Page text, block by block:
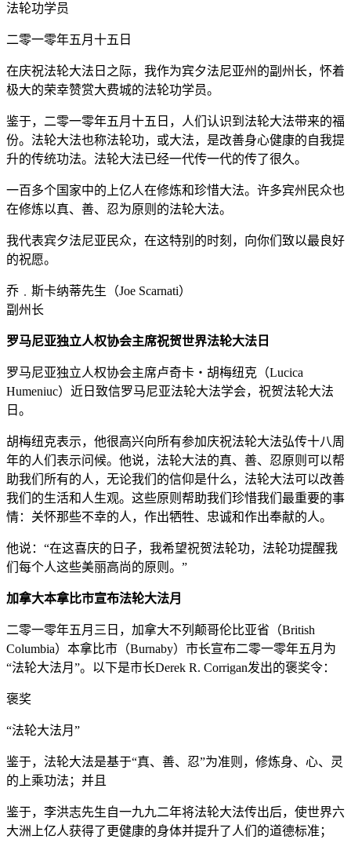
法轮功学员
二零一零年五月十五日
在庆祝法轮大法日之际，我作为宾夕法尼亚州的副州长，怀着
极大的荣幸赞赏大费城的法轮功学员。
鉴于，二零一零年五月十五日，人们认识到法轮大法带来的福
份。法轮大法也称法轮功，或大法，是改善身心健康的自我提
升的传统功法。法轮大法已经一代传一代的传了很久。
一百多个国家中的上亿人在修炼和珍惜大法。许多宾州民众也
在修炼以真、善、忍为原则的法轮大法。
我代表宾夕法尼亚民众，在这特别的时刻，向你们致以最良好
的祝愿。
乔﹒斯卡纳蒂先生（Joe Scarnati）
副州长
罗马尼亚独立人权协会主席祝贺世界法轮大法日
罗马尼亚独立人权协会主席卢奇卡‧胡梅纽克（Lucica
Humeniuc）近日致信罗马尼亚法轮大法学会，祝贺法轮大法
日。
胡梅纽克表示，他很高兴向所有参加庆祝法轮大法弘传十八周
年的人们表示问候。他说，法轮大法的真、善、忍原则可以帮
助我们所有的人，无论我们的信仰是什么，法轮大法可以改善
我们的生活和人生观。这些原则帮助我们珍惜我们最重要的事
情：关怀那些不幸的人，作出牺牲、忠诚和作出奉献的人。
他说：“在这喜庆的日子，我希望祝贺法轮功，法轮功提醒我
们每个人这些美丽高尚的原则。”
加拿大本拿比市宣布法轮大法月
二零一零年五月三日，加拿大不列颠哥伦比亚省（British
Columbia）本拿比市（Burnaby）市长宣布二零一零年五月为
“法轮大法月”。以下是市长Derek R. Corrigan发出的褒奖令：
褒奖
“法轮大法月”
鉴于，法轮大法是基于“真、善、忍”为准则，修炼身、心、灵
的上乘功法；并且
鉴于，李洪志先生自一九九二年将法轮大法传出后，使世界六
大洲上亿人获得了更健康的身体并提升了人们的道德标准；